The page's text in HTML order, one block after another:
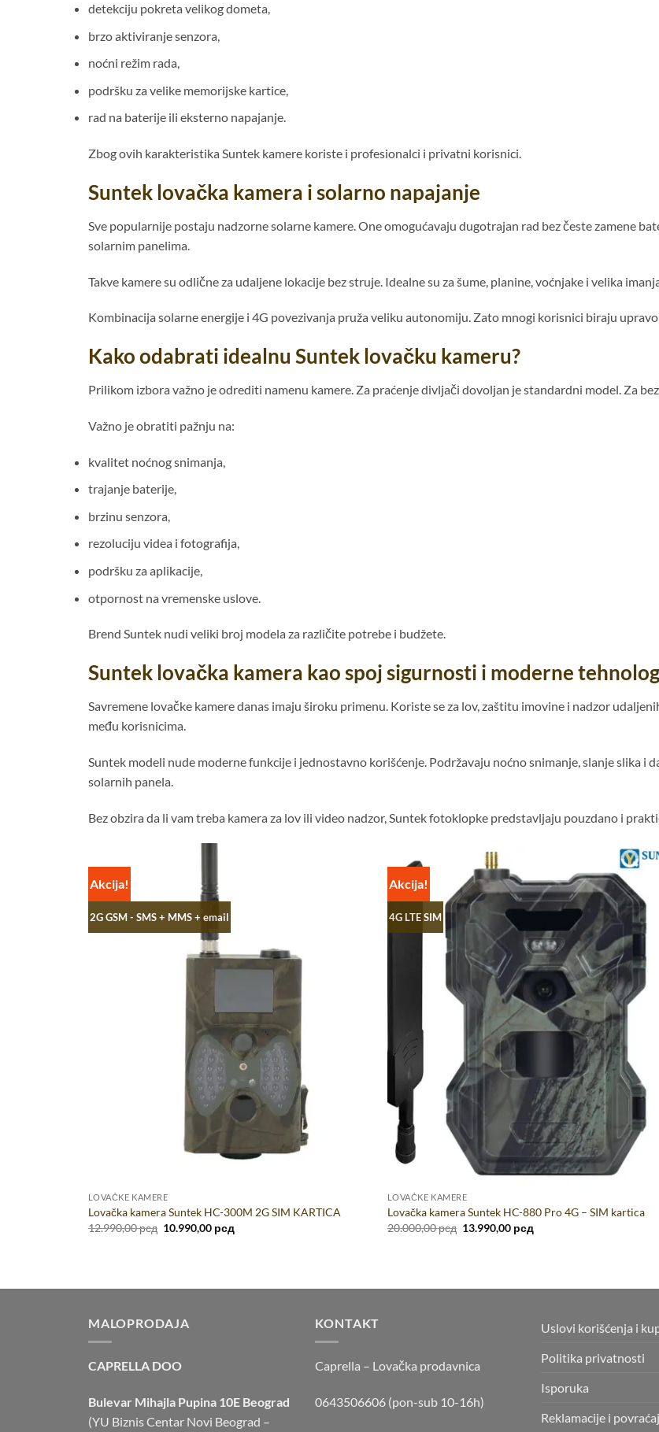
detekciju pokreta velikog dometa,
brzo aktiviranje senzora,
noćni režim rada,
podršku za velike memorijske kartice,
rad na baterije ili eksterno napajanje.
Zbog ovih karakteristika Suntek kamere koriste i profesionalci i privatni korisnici.
Suntek lovačka kamera i solarno napajanje
Sve popularnije postaju nadzorne solarne kamere. One omogućavaju dugotrajan rad bez česte zamene
solarnim panelima.
Takve kamere su odlične za udaljene lokacije bez struje. Idealne su za šume, planine, voćnjake i velika
Kombinacija solarne energije i 4G povezivanja pruža veliku autonomiju. Zato mnogi korisnici biraju
Kako odabrati idealnu Suntek lovačku kameru?
Prilikom izbora važno je odrediti namenu kamere. Za praćenje divljači dovoljan je standardni model. Za
Važno je obratiti pažnju na:
kvalitet noćnog snimanja,
trajanje baterije,
brzinu senzora,
rezoluciju videa i fotografija,
podršku za aplikacije,
otpornost na vremenske uslove.
Brend Suntek nudi veliki broj modela za različite potrebe i budžete.
Suntek lovačka kamera kao spoj sigurnosti i moderne
Savremene lovačke kamere danas imaju široku primenu. Koriste se za lov, zaštitu imovine i nadzor
među korisnicima.
Suntek modeli nude moderne funkcije i jednostavno korišćenje. Podržavaju noćno snimanje, slanje slika i
solarnih panela.
Bez obzira da li vam treba kamera za lov ili video nadzor, Suntek fotoklopke predstavljaju pouzdano i
Akcija!
2G GSM - SMS + MMS + email
LOVAČKE KAMERE
Lovačka kamera Suntek HC-300M 2G SIM KARTICA
12.990,00рсд Originalna
10.990,00 рсд
cena
Akcija!
4G LTE SIM
LOVAČKE KAMERE
Lovačka kamera Suntek HC-880 Pro 4G – SIM kartica
20.000,00рсд Originalna
13.990,00 рсд
cena
MALOPRODAJA
CAPRELLA DOO
Bulevar Mihajla Pupina 10E Beograd
(YU Biznis Centar Novi Beograd –
KONTAKT
Caprella – Lovačka prodavnica
0643506606 (pon-sub 10-16h)
Uslovi korišćenja i
Politika privatnosti
Isporuka
Reklamacije i povraćaj